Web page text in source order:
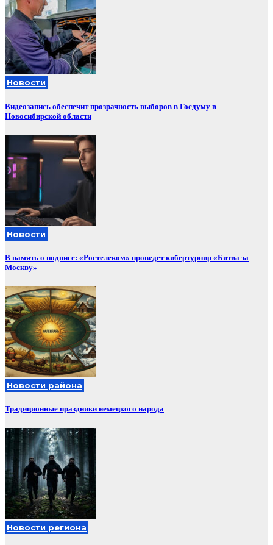
Новости
Видеозапись обеспечит прозрачность выборов в Госдуму в
Новосибирской области
Новости
В память о подвиге: «Ростелеком» проведет кибертурнир «Битва за
Москву»
Новости района
Традиционные праздники немецкого народа
Новости региона